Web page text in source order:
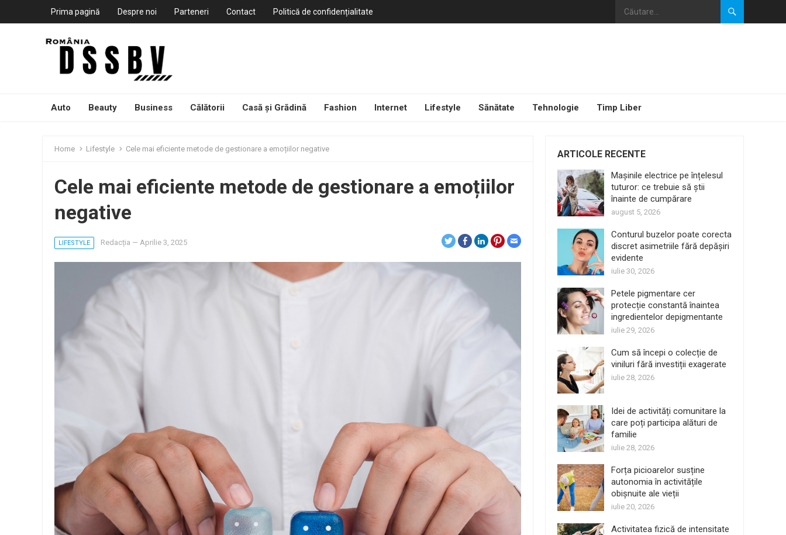
Prima pagină Despre noi Parteneri Contact Politică de confidențialitate
Auto Beauty Business Călătorii Casă și Grădină Fashion Internet Lifestyle Sănătate Tehnologie Timp Liber
Home Lifestyle Cele mai eficiente metode de gestionare a emoțiilor negative
Cele mai eficiente metode de gestionare a emoțiilor
negative
LIFESTYLE Redacția — Aprilie 3, 2025
ARTICOLE RECENTE
Mașinile electrice pe înțelesul
tuturor: ce trebuie să știi
înainte de cumpărare
august 5, 2026
Conturul buzelor poate corecta
discret asimetriile fără depășiri
evidente
iulie 30, 2026
Petele pigmentare cer
protecție constantă înaintea
ingredientelor depigmentante
iulie 29, 2026
Cum să începi o colecție de
viniluri fără investiții exagerate
iulie 28, 2026
Idei de activități comunitare la
care poți participa alături de
familie
iulie 28, 2026
Forța picioarelor susține
autonomia în activitățile
obișnuite ale vieții
iulie 20, 2026
Activitatea fizică de intensitate